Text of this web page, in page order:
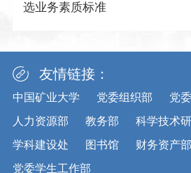
选业务素质标准
友情链接：
中国矿业大学 党委组织部
党
人力资源部
教务部 科学技术
学科建设处
图书馆 财务资产部
党委学生工作部